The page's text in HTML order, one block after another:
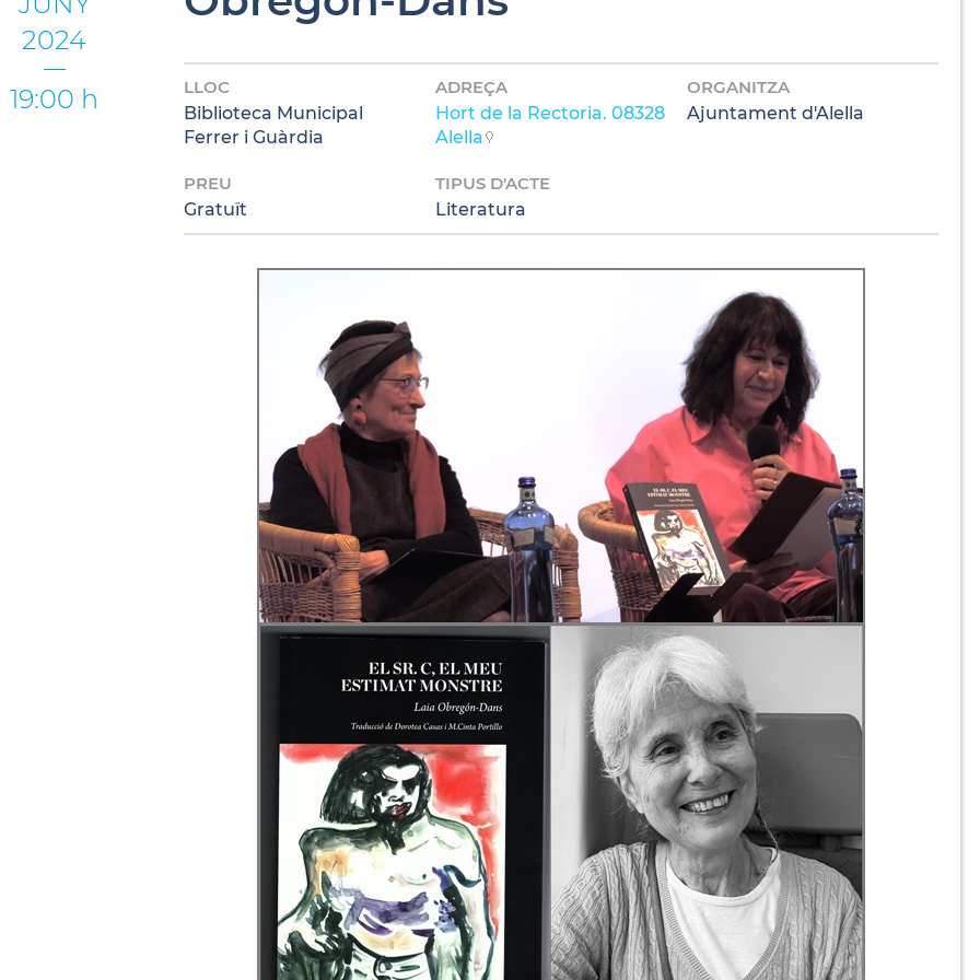
2024
19:00 h
LLOC
Biblioteca Municipal
Ferrer i Guàrdia
ADREÇA
Hort de la Rectoria. 08328
Alella
ORGANITZA
Ajuntament d'Alella
PREU
Gratuït
TIPUS D'ACTE
Literatura